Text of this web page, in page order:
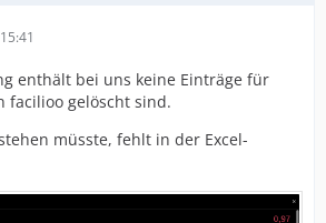
enthält bei uns keine Einträge für
facilioo gelöscht sind.
müsste, fehlt in der Excel-